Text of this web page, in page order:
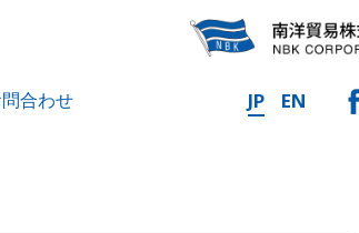
合わせ JP EN